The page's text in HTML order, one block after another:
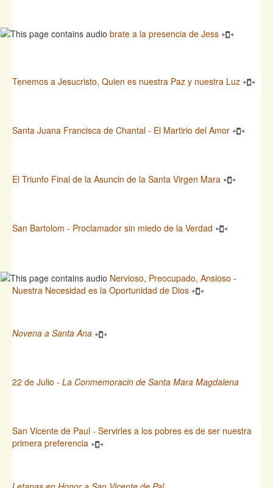
brate a la presencia de Jess
Tenemos a Jesucristo, Quien es nuestra Paz y nuestra Luz
Santa Juana Francisca de Chantal - El Martirio del Amor
El Triunfo Final de la Asuncin de la Santa Virgen Mara
San Bartolom - Proclamador sin miedo de la Verdad
Nervioso, Preocupado, Ansioso -
Nuestra Necesidad es la Oportunidad de Dios
Novena a Santa Ana
22 de Julio - La Conmemoracin de Santa Mara Magdalena
San Vicente de Paul - Servirles a los pobres es de ser nuestra
primera preferencia